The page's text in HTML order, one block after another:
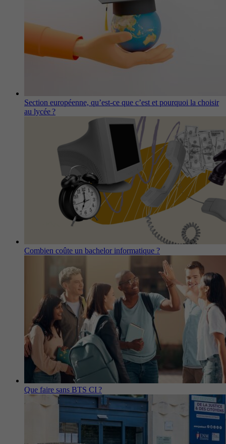
Section européenne, qu’est-ce que c’est et pourquoi la choisir
au lycée ?
Combien coûte un bachelor informatique ?
Que faire sans BTS CI ?